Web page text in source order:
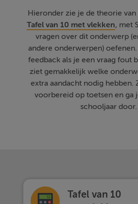
Hieronder zie je de theorie
Tafel van 10 met vlekken, met
vragen over dit onderwerp
andere onderwerpen)
feedback als je een vraag fout
ziet gemakkelijk welke
extra aandacht nodig hebben.
voorbereid op toetsen en ga
schooljaar door.
Tafel van 10